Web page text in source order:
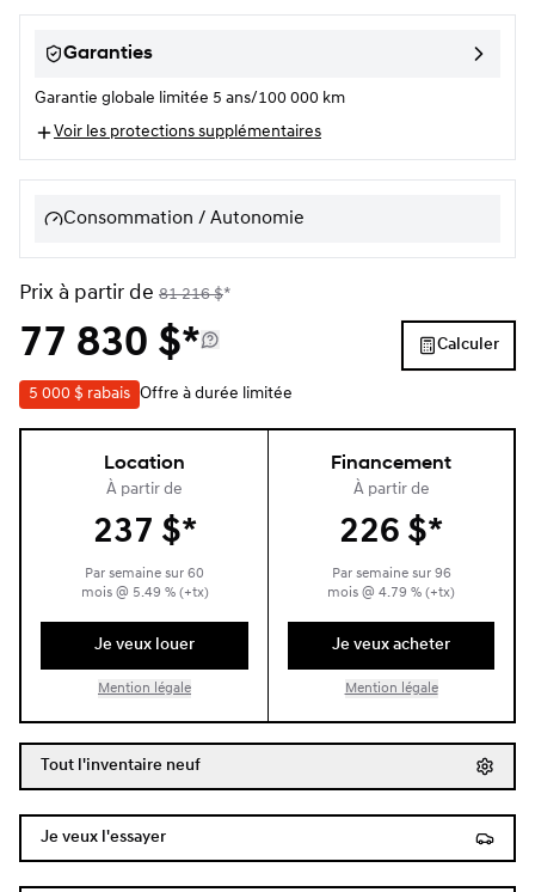
Garanties
Garantie globale limitée 5 ans/100 000 km
Voir les protections supplémentaires
Consommation / Autonomie
Prix à partir de 81 216$*
77 830 $* Calculer
5 000 $ rabais Offre à durée limitée
Location
À partir de
237 $*
Par semaine sur 60
mois@ 5.49 % (+tx)
Je veux louer
Mention légale
Financement
À partir de
226 $*
Par semaine sur 96
mois @ 4.79 % (+tx)
Je veux acheter
Mention légale
Tout l'inventaire neuf
Je veux l'essayer